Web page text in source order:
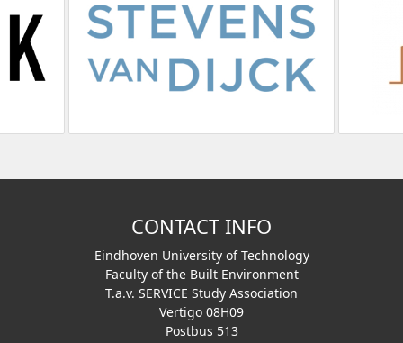
CONTACT INFO
Eindhoven University of Technology
Faculty of the Built Environment
T.a.v. SERVICE Study Association
Vertigo 08H09
Postbus 513